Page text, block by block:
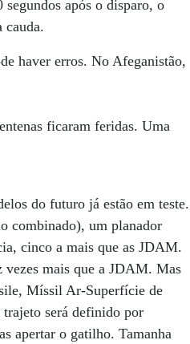
segundos após o disparo, o
cauda.
haver erros. No Afeganistão,
ficaram feridas. Uma
do futuro já estão em teste.
combinado), um planador
cinco a mais que as JDAM.
vezes mais que a JDAM. Mas
Míssil Ar-Superfície de
será definido por
apertar o gatilho. Tamanha